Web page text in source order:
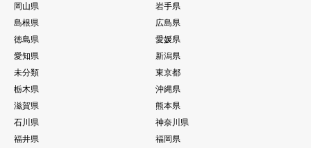
岡山県
岩手県
島根県
広島県
徳島県
愛媛県
愛知県
新潟県
未分類
東京都
栃木県
沖縄県
滋賀県
熊本県
石川県
神奈川県
福井県
福岡県